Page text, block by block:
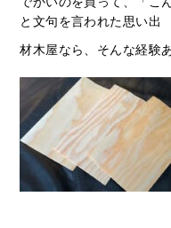
と文句を言われた思い出
材木屋なら、そんな経験